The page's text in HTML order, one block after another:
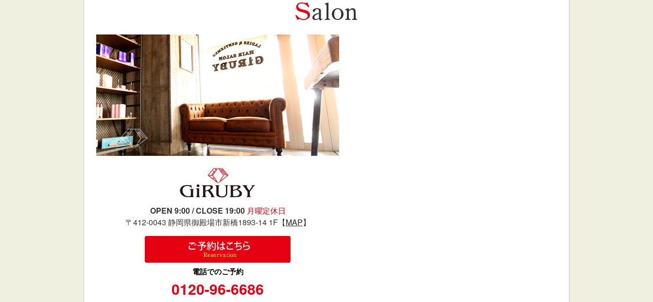
OPEN 9:00 / CLOSE 19:00 月曜定休日
〒412-0043 静岡県御殿場市新橋1893-14 1F【MAP】
電話でのご予約
0120-96-6686